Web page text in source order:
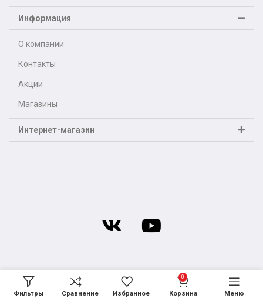
Информация
О компании
Контакты
Акции
Магазины
Интернет-магазин
Фильтры Сравнение Избранное
0
Корзина Меню